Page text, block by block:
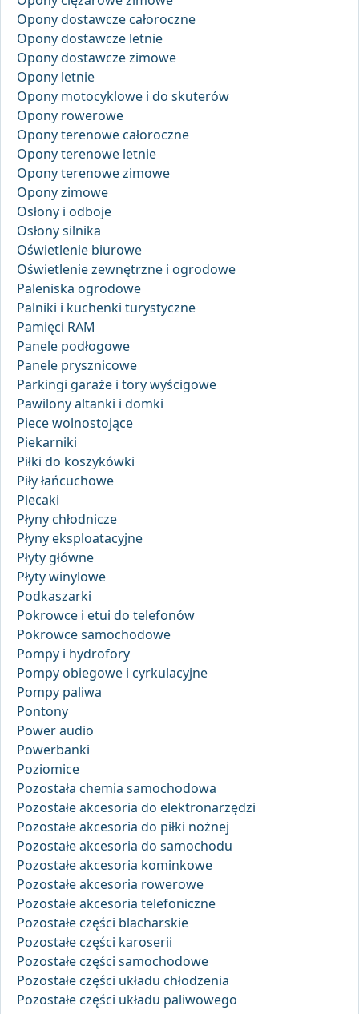
Opony dostawcze całoroczne
Opony dostawcze letnie
Opony dostawcze zimowe
Opony letnie
Opony motocyklowe i do skuterów
Opony rowerowe
Opony terenowe całoroczne
Opony terenowe letnie
Opony terenowe zimowe
Opony zimowe
Osłony i odboje
Osłony silnika
Oświetlenie biurowe
Oświetlenie zewnętrzne i ogrodowe
Paleniska ogrodowe
Palniki i kuchenki turystyczne
Pamięci RAM
Panele podłogowe
Panele prysznicowe
Parkingi garaże i tory wyścigowe
Pawilony altanki i domki
Piece wolnostojące
Piekarniki
Piłki do koszykówki
Piły łańcuchowe
Plecaki
Płyny chłodnicze
Płyny eksploatacyjne
Płyty główne
Płyty winylowe
Podkaszarki
Pokrowce i etui do telefonów
Pokrowce samochodowe
Pompy i hydrofory
Pompy obiegowe i cyrkulacyjne
Pompy paliwa
Pontony
Power audio
Powerbanki
Poziomice
Pozostała chemia samochodowa
Pozostałe akcesoria do elektronarzędzi
Pozostałe akcesoria do piłki nożnej
Pozostałe akcesoria do samochodu
Pozostałe akcesoria kominkowe
Pozostałe akcesoria rowerowe
Pozostałe akcesoria telefoniczne
Pozostałe części blacharskie
Pozostałe części karoserii
Pozostałe części samochodowe
Pozostałe części układu chłodzenia
Pozostałe części układu paliwowego